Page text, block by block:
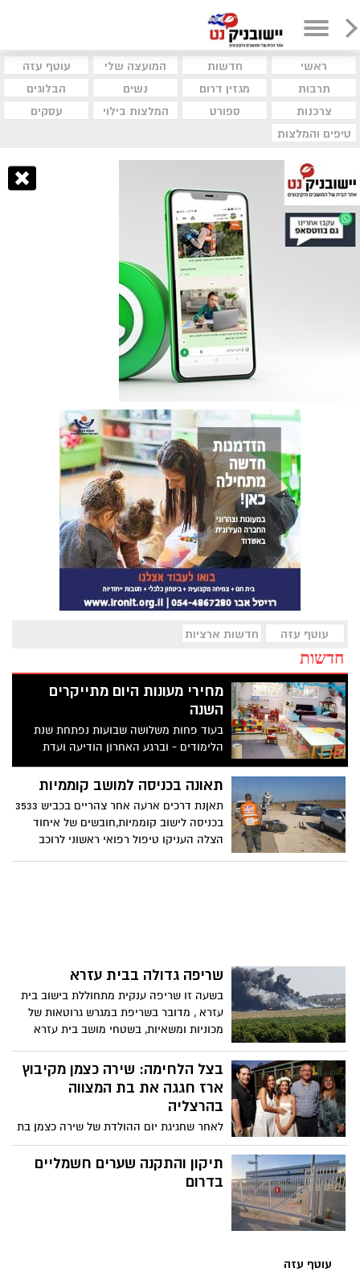
ראשי חדשות המועצה שלי
עוטף עזה
תרבות
מגזין דרום נשים
הבלוגים
צרכנות
ספורט המלצות בילוי
עסקים
טיפים והמלצות
עוטף עזה חדשות ארציות
חדשות
מחירי מעונות היום מתייקרים
השנה
בעוד פחות משלושה שבועות נפתחת שנת
הלימודים - וברגע האחרון הודיעה ועדת
המחירים של משרד האוצר על העלאת שכר
הלימוד. זאת עקב ההסכמים שנעשו עם
ההורים. הארגונים המפעילים את מעונות היום
יקיימו מחרתיים כינוס חירום
תאונה בכניסה למושב קוממיות
תאןנת דרכים ארעה אחר צהריים בכביש 3533
בכניסה לישוב קוממיות,חובשים של איחוד
הצלה העניקו טיפול רפואי ראשוני לרוכב
שריפה גדולה בבית עזרא
בשעה זו שריפה ענקית מתחוללת בישוב בית
עזרא , מדובר בשריפת במגרש גרוטאות של
מכוניות ומשאיות, בשטחי מושב בית עזרא
עשרה צוותי כיבוי מתחנת אשדוד בסיוע שני
רכבי אספקת מים מתחנות סמוכות,כרגע
השריפה מתוחמת פעולות הכיבוי נמשכות.
בצל הלחימה: שירה כצמן מקיבוץ
ארז חגגה את בת המצווה
בהרצליה
לאחר שחגיגת יום ההולדת של שירה כצמן בת
ה-12 מקיבוץ ארז התבטלה בשל המצב
הביטחוני, הוזמנה הנערה על ידי ראש העיר
לחגוג בהרצליה. בתוך שעות ספורות מתנדבים
תיקון והתקנה שערים חשמליים
בדרום
עוטף עזה